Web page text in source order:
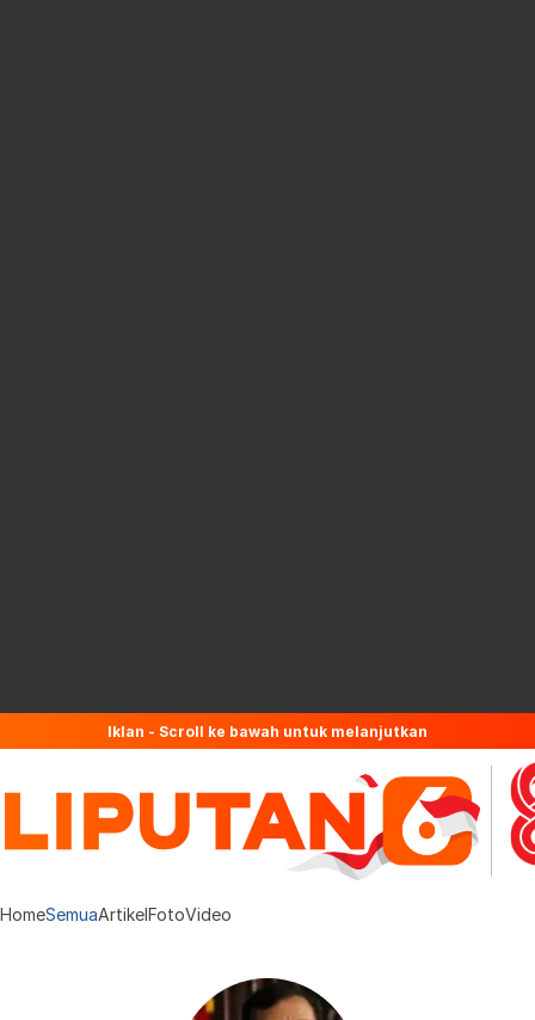
Iklan - Scroll ke bawah untuk melanjutkan
HomeSemuaArtikelFotoVideo